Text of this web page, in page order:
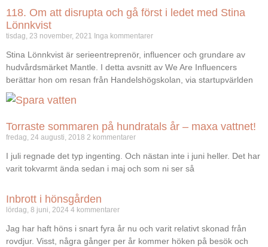
118. Om att disrupta och gå först i ledet med Stina
Lönnkvist
tisdag, 23 november, 2021 Inga kommentarer
Stina Lönnkvist är serieentreprenör, influencer och grundare av
hudvårdsmärket Mantle. I detta avsnitt av We Are Influencers
berättar hon om resan från Handelshögskolan, via startupvärlden
Torraste sommaren på hundratals år – maxa vattnet!
fredag, 24 augusti, 2018 2 kommentarer
I juli regnade det typ ingenting. Och nästan inte i juni heller. Det har
varit tokvarmt ända sedan i maj och som ni ser så
Inbrott i hönsgården
lördag, 8 juni, 2024 4 kommentarer
Jag har haft höns i snart fyra år nu och varit relativt skonad från
rovdjur. Visst, några gånger per år kommer höken på besök och